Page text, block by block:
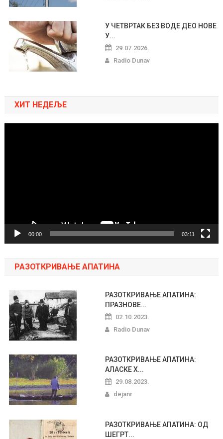
У ЧЕТВРТАК БЕЗ ВОДЕ ДЕО НОВЕ
У...
29.07.2026.
Radio Dunav
ХИТ НЕДЕЉЕ
00:00 03:11
РАЗОТКРИВАЊЕ АПАТИНА
РАЗОТКРИВАЊЕ АПАТИНА:
ПРАЗНОВЕ...
02.10.2023.
Radio Dunav
РАЗОТКРИВАЊЕ АПАТИНА:
АЛАСКЕ Х...
29.08.2023.
dejanr
РАЗОТКРИВАЊЕ АПАТИНА: ОД
ШЕГРТ...